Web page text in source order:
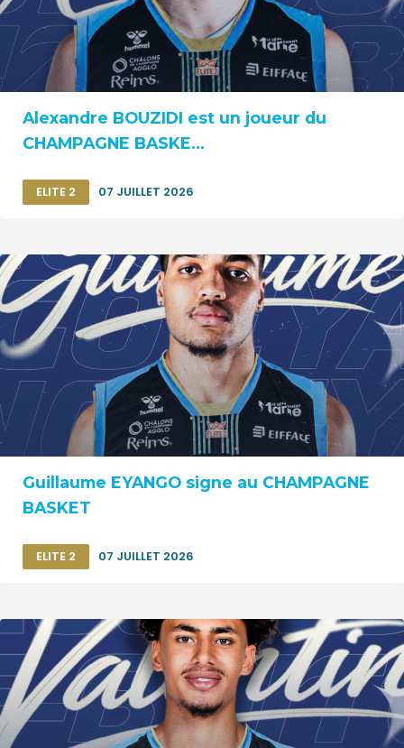
Alexandre BOUZIDI est un joueur du
CHAMPAGNE BASKE...
ELITE 2 07 JUILLET 2026
Guillaume EYANGO signe au CHAMPAGNE
BASKET
ELITE 2 07 JUILLET 2026